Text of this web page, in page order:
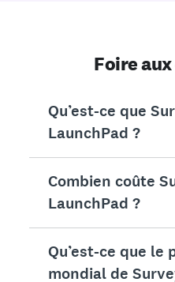
Foire
Qu’est-ce que
LaunchPad ?
SurveyMonkey
Combien coûte
LaunchPad ?
Avec
Qu’est-ce que le
mondial de